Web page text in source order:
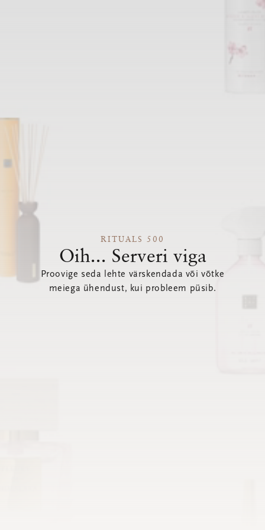
RITUALS 500
Oih... Serveri viga
Proovige seda lehte värskendada või võtke
meiega ühendust, kui probleem püsib.